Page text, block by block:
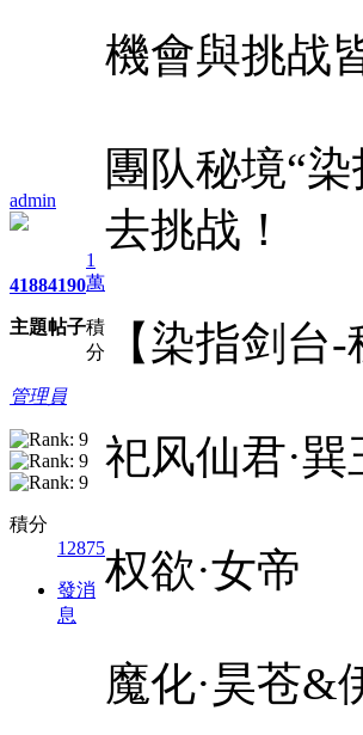
admin
4188
主題
4190
帖子
1
萬
積
分
管理員
積分
12875
發消
息
機會與挑战
團队秘境“
去挑战！
【染指剑台
祀风仙君·巽
权欲·女帝
魔化·昊苍&